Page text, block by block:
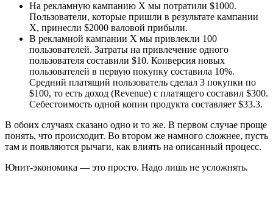
На рекламную кампанию X мы потратили $1000.
Пользователи, которые пришли в результате кампании
X, принесли $2000 валовой прибыли.
В рекламной кампании X мы привлекли 100
пользователей. Затраты на привлечение одного
пользователя составили $10. Конверсия новых
пользователей в первую покупку составила 10%.
Средний платящий пользователь сделал 3 покупки по
$100, то есть доход (Revenue) с платящего составил $300.
Себестоимость одной копии продукта составляет $33.3.
В обоих случаях сказано одно и то же. В первом случае проще
понять, что происходит. Во втором же намного сложнее, пусть
там и появляются рычаги, как влиять на описанный процесс.
Юнит-экономика — это просто. Надо лишь не усложнять.